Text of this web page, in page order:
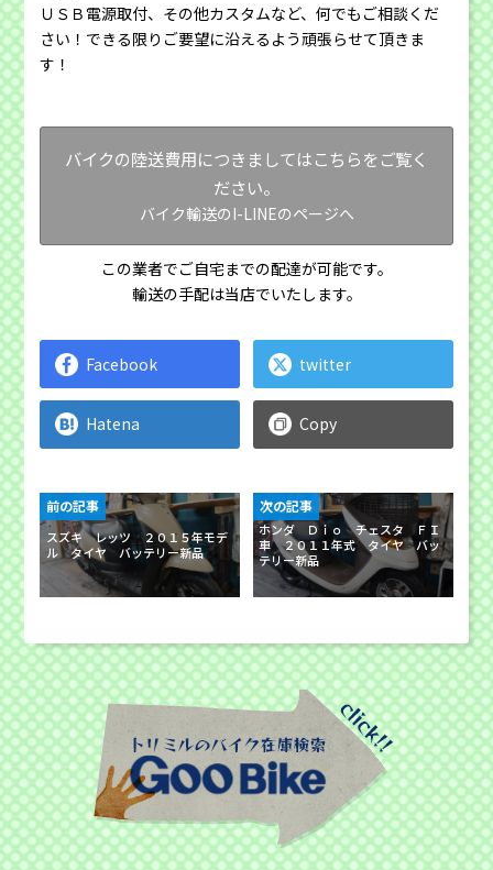
ＵＳＢ電源取付、その他カスタムなど、何でもご相談くだ
さい！できる限りご要望に沿えるよう頑張らせて頂きま
す！
バイクの陸送費用につきましてはこちらをご覧く
ださい。
バイク輸送のI-LINEのページへ
この業者でご自宅までの配達が可能です。
輸送の手配は当店でいたします。
Facebook twitter
Hatena Copy
スズキ レッツ ２０１５年モデ
ル タイヤ バッテリー新品
前の記事
ホンダ Ｄｉｏ チェスタ ＦＩ
車 ２０１１年式 タイヤ バッ
テリー新品
次の記事